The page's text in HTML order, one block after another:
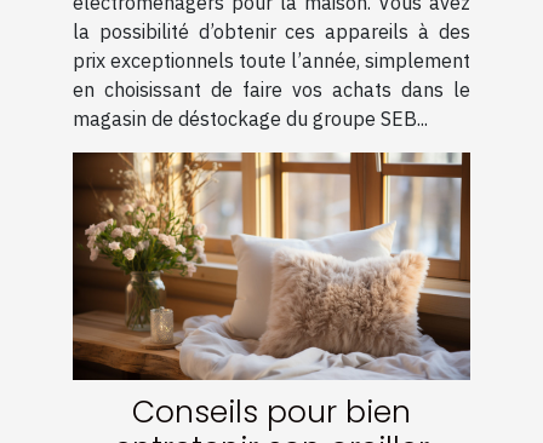
la possibilité d’obtenir ces appareils à des
prix exceptionnels toute l’année, simplement
en choisissant de faire vos achats dans le
magasin de déstockage du groupe SEB...
Conseils pour bien